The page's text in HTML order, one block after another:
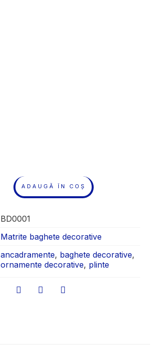
ADAUGĂ ÎN COȘ
BD0001
Matrite baghete decorative
ancadramente, baghete decorative,
ornamente decorative, plinte